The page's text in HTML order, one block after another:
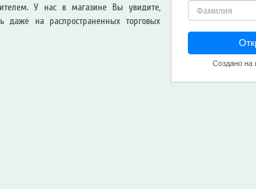
У нас в магазине Вы увидите,
даже на распространенных торговых